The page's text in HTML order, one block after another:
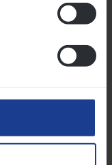
18.02.2025